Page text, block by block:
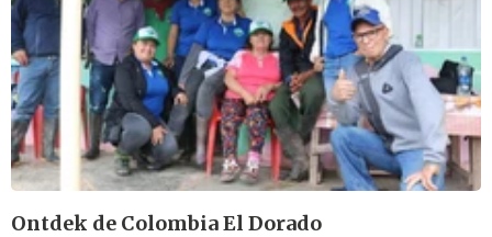
Ontdek de Colombia El Dorado